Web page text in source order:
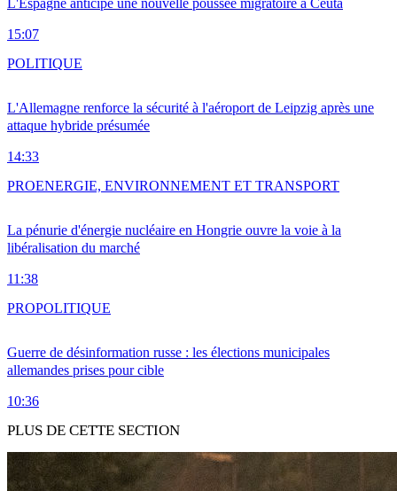
15:07
L'Allemagne renforce la sécurité à l'aéroport de Leipzig après une
attaque hybride présumée
14:33
POLITIQUE
La pénurie d'énergie nucléaire en Hongrie ouvre la voie à la
libéralisation du marché
11:38
PROENERGIE, ENVIRONNEMENT ET TRANSPORT
Guerre de désinformation russe : les élections municipales
allemandes prises pour cible
10:36
PROPOLITIQUE
PLUS DE CETTE SECTION